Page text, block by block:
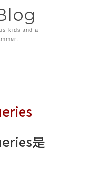
kids and a
是